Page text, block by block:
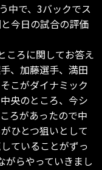
中で、3バックでス
今日の試合の評価
ころに関してお答え
、加藤選手、満田
こがダイナミック
央のところ、今シ
ろがあったので中
ひとつ狙いとして
ていることがずっ
がらやっていきまし